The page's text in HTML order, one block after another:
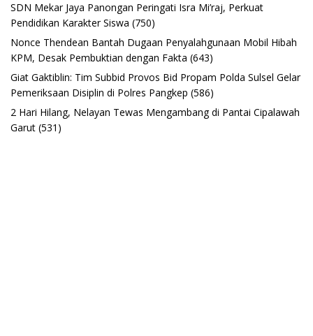
SDN Mekar Jaya Panongan Peringati Isra Mi’raj, Perkuat
Pendidikan Karakter Siswa (750)
Nonce Thendean Bantah Dugaan Penyalahgunaan Mobil Hibah
KPM, Desak Pembuktian dengan Fakta (643)
Giat Gaktiblin: Tim Subbid Provos Bid Propam Polda Sulsel Gelar
Pemeriksaan Disiplin di Polres Pangkep (586)
2 Hari Hilang, Nelayan Tewas Mengambang di Pantai Cipalawah
Garut (531)